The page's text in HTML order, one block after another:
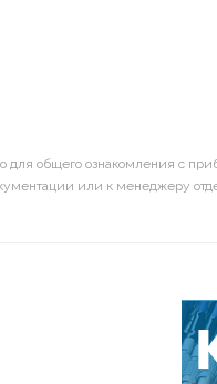
для общего ознакомления с
или к менеджеру